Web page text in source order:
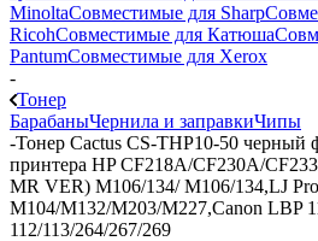
MinoltaСовместимые для Sharp
RicohСовместимые для Катюша
PantumСовместимые для Xerox
-
Тонер
БарабаныЧернила и заправкиЧипы
-Тонер Cactus CS-THP10-50 черный
принтера HP CF218A/CF230A/
MR VER) M106/134/ M106/134,LJ Pro
M104/M132/M203/M227,Canon LBP
112/113/264/267/269